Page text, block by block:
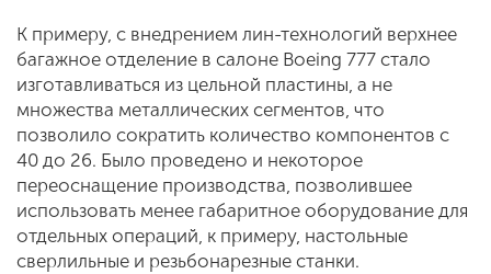
К примеру, с внедрением лин-технологий верхнее
багажное отделение в салоне Boeing 777 стало
изготавливаться из цельной пластины, а не
множества металлических сегментов, что
позволило сократить количество компонентов с
40 до 26. Было проведено и некоторое
переоснащение производства, позволившее
использовать менее габаритное оборудование для
отдельных операций, к примеру, настольные
сверлильные и резьбонарезные станки.